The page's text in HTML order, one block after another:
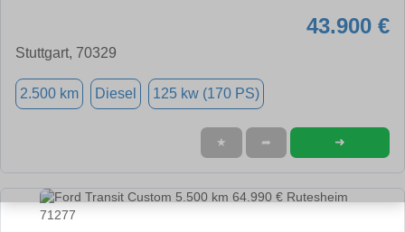
43.900 €
Stuttgart, 70329
2.500 km Diesel 125 kw (170 PS)
★ ➦ ➜